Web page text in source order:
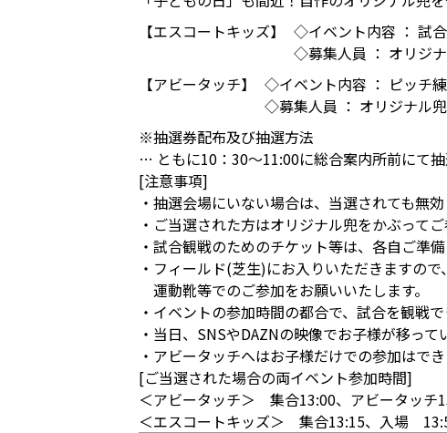
【エスコートキッズ】
◇イベント内容 ： 試
◇募集人員 ： オリジ
【アビータッチ】
◇イベント内容 ： ピッチ
◇募集人員 ： オリジナル
※抽選券配布及び抽選方法
… ともに10：30～11:00に総合案内所前にて
[注意事項]
・抽選会場にいない場合は、当選されても無効
・ご当選された方はオリジナル兜をかぶってご
・試合観戦のためのチケット等は、各自ご準備
・フィールド(芝生)にお入りいただきますの
運動靴等でのご参加をお願いいたします。
・イベントの参加時間の都合で、試合を観戦
・当日、SNSやDAZNの映像でお子様が移っ
・アビータッチへはお子様だけでの参加はで
[ご当選された場合の両イベント参加時間]
＜アビータッチ＞ 集合13:00、アビータッチ
＜エスコートキッズ＞ 集合13:15、入場